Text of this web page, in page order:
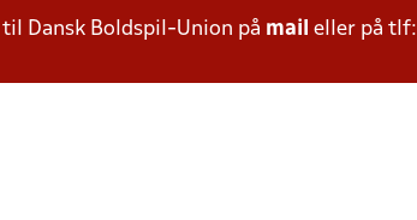
Dansk Boldspil-Union på mail eller på tlf: